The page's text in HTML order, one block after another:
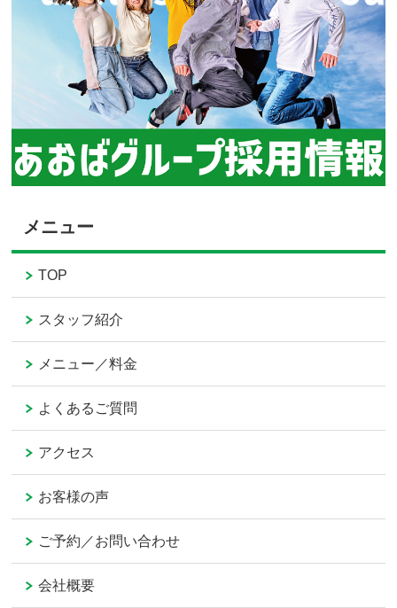
メニュー
TOP
スタッフ紹介
メニュー／料金
よくあるご質問
アクセス
お客様の声
ご予約／お問い合わせ
会社概要